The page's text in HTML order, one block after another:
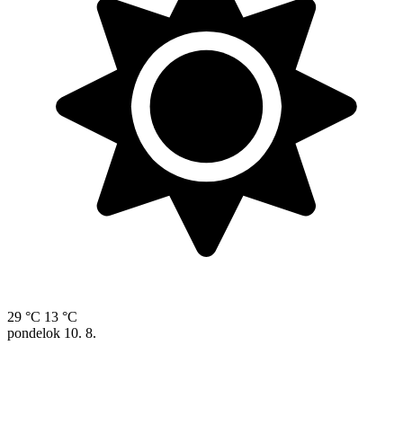
29 °C 13 °C
pondelok 10. 8.